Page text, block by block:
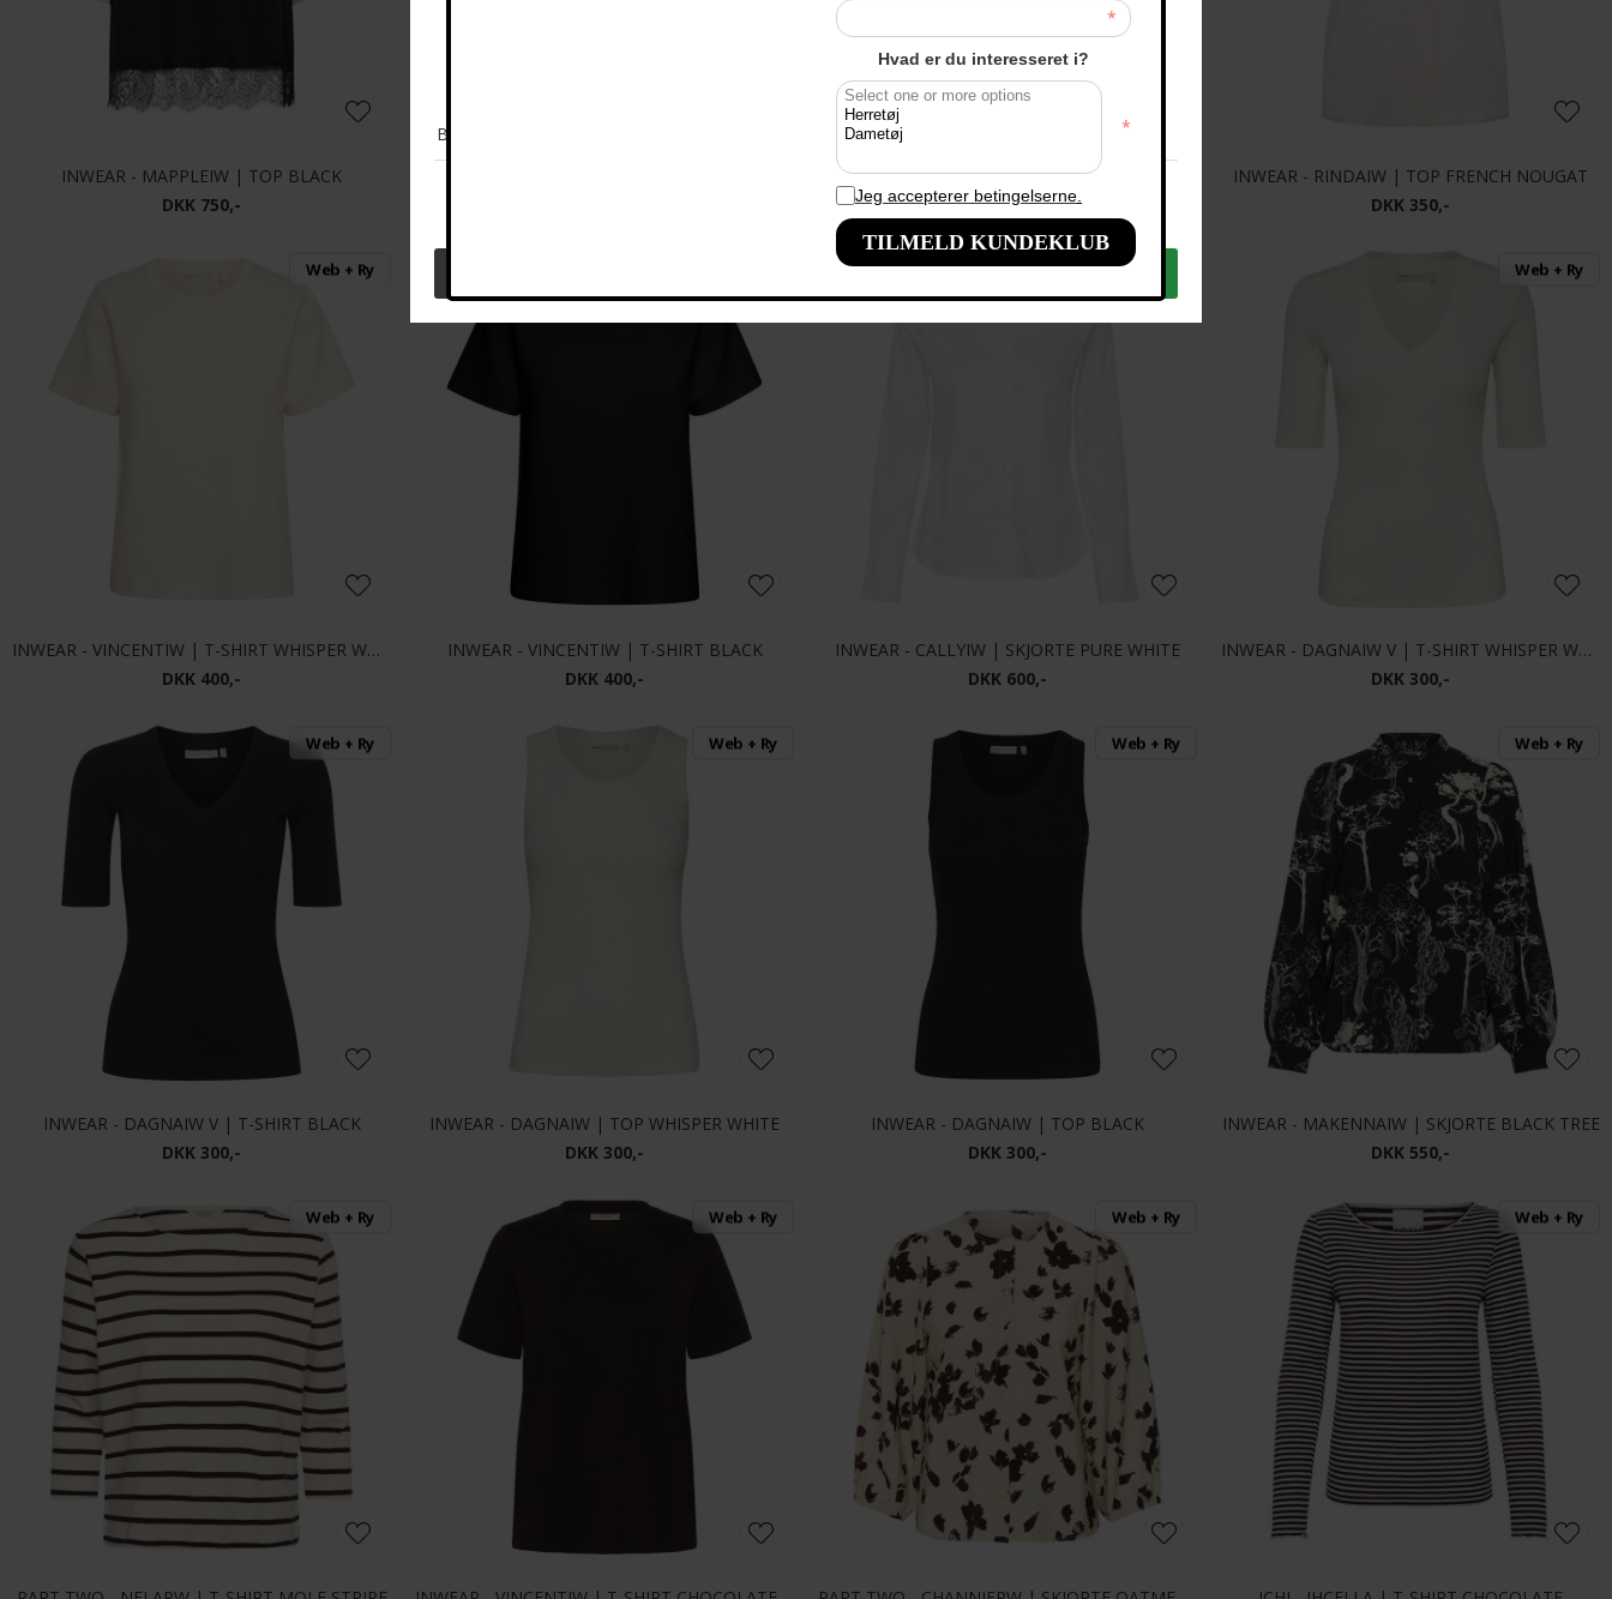
INWEAR - MAPPLEIW | TOP BLACK
DKK 750,-
INWEAR - RINDAIW | TOP CHOCOLATE BRO
DKK 350,-
INWEAR - RINDAIW | TOP FRENCH NOUGAT
DKK 350,-
Web + Ry
INWEAR - VINCENTIW | T-SHIRT WHISPER WHITE
DKK 400,-
INWEAR - VINCENTIW | T-SHIRT BLACK
DKK 400,-
Web + Ry
INWEAR - CALLYIW | SKJORTE PURE WHITE
DKK 600,-
Web + Ry
INWEAR - DAGNAIW V | T-SHIRT WHISPER WHITE
DKK 300,-
Web + Ry
INWEAR - DAGNAIW V | T-SHIRT BLACK
DKK 300,-
Web + Ry
INWEAR - DAGNAIW | TOP WHISPER WHITE
DKK 300,-
Web + Ry
INWEAR - DAGNAIW | TOP BLACK
DKK 300,-
Web + Ry
INWEAR - MAKENNAIW | SKJORTE BLACK TREE
DKK 550,-
Web + Ry Web + Ry Web + Ry Web + Ry